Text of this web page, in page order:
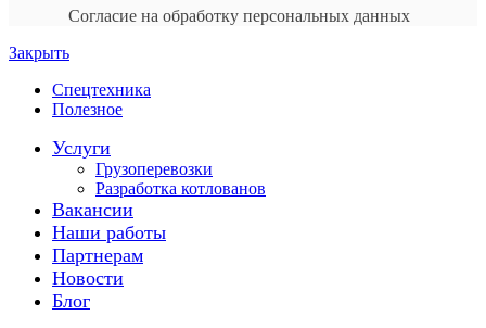
Согласие на обработку персональных данных
Закрыть
Спецтехника
Полезное
Услуги
Грузоперевозки
Разработка котлованов
Вакансии
Наши работы
Партнерам
Новости
Блог